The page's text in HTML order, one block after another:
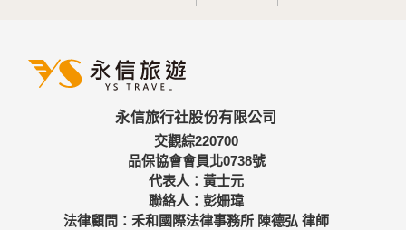
永信旅行社股份有限公司
交觀綜220700
品保協會會員北0738號
代表人：黃士元
聯絡人：彭姍瑋
法律顧問：禾和國際法律事務所 陳德弘 律師